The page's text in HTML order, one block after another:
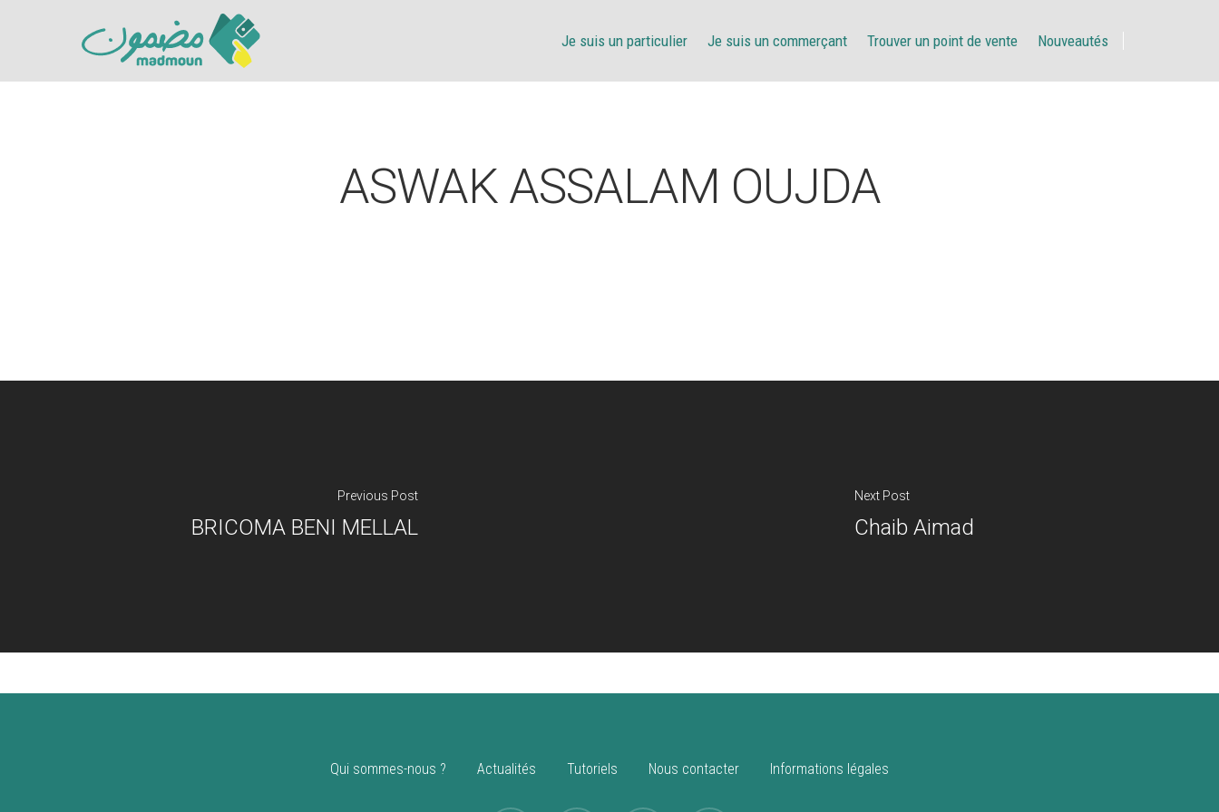
Hit enter to search or ESC to close
Je suis un particulier Je suis un commerçant Trouver un point de vente Nouveautés
ASWAK ASSALAM OUJDA
Previous Post
BRICOMA BENI MELLAL
Next Post
Chaib Aimad
Qui sommes-nous ? Actualités Tutoriels Nous contacter Informations légales